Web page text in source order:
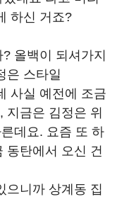
하신 거죠?
올백이 되셔가지
은 스타일
사실 예전에 조금
지금은 김정은 위
데요. 요즘 또 하
동탄에서 오신 건
으니까 상계동 집